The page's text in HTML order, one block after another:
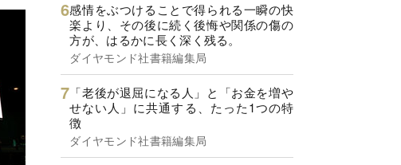
感情をぶつけることで得られる一瞬の快
楽より、その後に続く後悔や関係の傷の
方が、はるかに長く深く残る。
ダイヤモンド社書籍編集局
「老後が退屈になる人」と「お金を増や
せない人」に共通する、たった1つの特
徴
ダイヤモンド社書籍編集局